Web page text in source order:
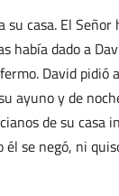
su casa. El
había dado a
David pidió
ayuno y de
de su casa
se negó, ni